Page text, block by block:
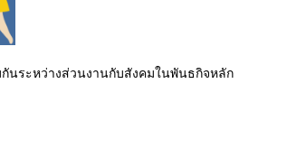
กันระหว่างส่วนงานกับสังคมในพันธกิจหลัก